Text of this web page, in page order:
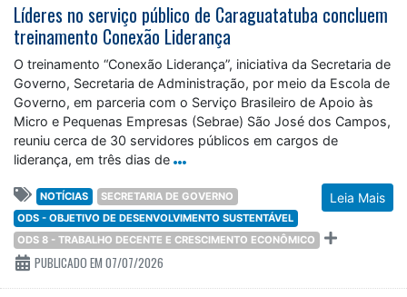
Líderes no serviço público de Caraguatatuba concluem
treinamento Conexão Liderança
O treinamento “Conexão Liderança”, iniciativa da Secretaria de
Governo, Secretaria de Administração, por meio da Escola de
Governo, em parceria com o Serviço Brasileiro de Apoio às
Micro e Pequenas Empresas (Sebrae) São José dos Campos,
reuniu cerca de 30 servidores públicos em cargos de
liderança, em três dias de
Leia Mais
NOTÍCIAS
SECRETARIA DE GOVERNO
ODS - OBJETIVO DE DESENVOLVIMENTO SUSTENTÁVEL
ODS 8 - TRABALHO DECENTE E CRESCIMENTO ECONÔMICO
PUBLICADO EM 07/07/2026